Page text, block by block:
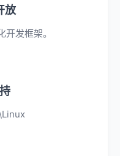
放
发框架。